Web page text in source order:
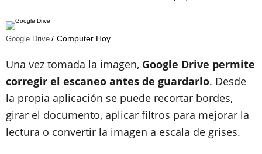
Google Drive Computer Hoy
Una vez tomada la imagen, Google Drive permite
corregir el escaneo antes de guardarlo. Desde
la propia aplicación se puede recortar bordes,
girar el documento, aplicar filtros para mejorar la
lectura o convertir la imagen a escala de grises.